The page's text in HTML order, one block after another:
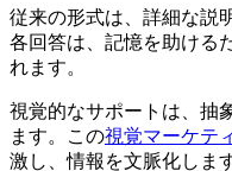
従来の形式は、詳細な説
各回答は、記憶を助ける
れます。
視覚的なサポートは、抽
ます。この視覚マーケテ
激し、情報を文脈化します